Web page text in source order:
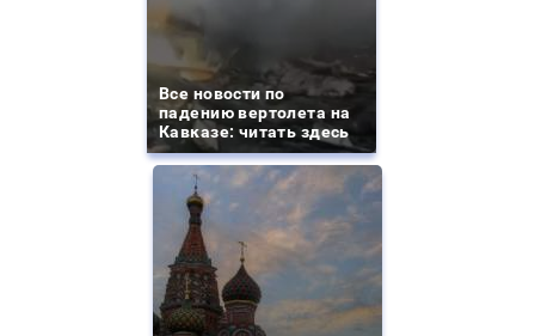
Все новости по
падению вертолета на
Кавказе: читать здесь